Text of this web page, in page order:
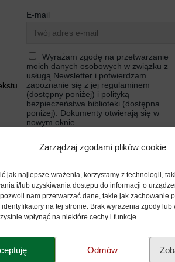
Zarządzaj zgodami plików cookie
jak najlepsze wrażenia, korzystamy z technologii,
i/lub uzyskiwania dostępu do informacji o
nam przetwarzać dane, takie jak zachowanie
identyfikatory na tej stronie. Brak wyrażenia zgody lub
wpłynąć na niektóre cechy i funkcje.
Odmów
E-mail
Wyrażam zgodę na przetwarzanie
moich danych osobowych w związku z
usługą Newsletter i potwierdzam
zapoznanie się z jej regulaminem
(dostępny poniżej) i polityką
bezpieczeństwa biblioteki (dostępna
poniżej). Dokumenty otwierają się w
nowym oknie.
Polityka prywatności
Regulamin Newsletter